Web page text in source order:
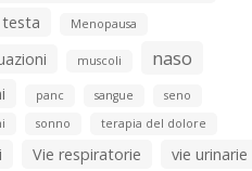
Menopausa
muscoli naso
panc sangue
seno
sonno terapia del dolore
Vie respiratorie vie urinarie